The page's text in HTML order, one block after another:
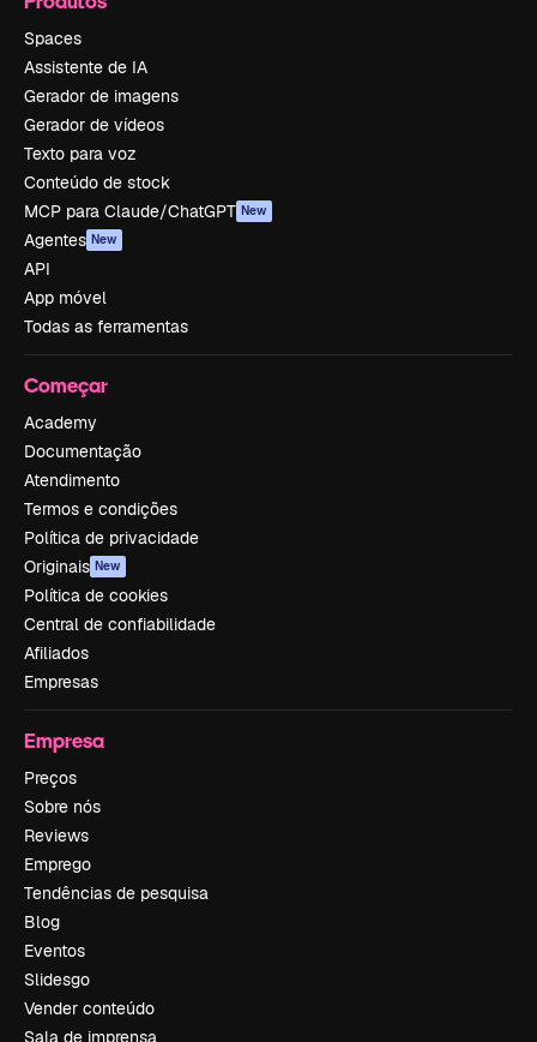
Spaces
Assistente de IA
Gerador de imagens
Gerador de vídeos
Texto para voz
Conteúdo de stock
MCP para Claude/ChatGPT New
Agentes New
API
App móvel
Todas as ferramentas
Começar
Academy
Documentação
Atendimento
Termos e condições
Política de privacidade
Originais New
Política de cookies
Central de confiabilidade
Afiliados
Empresas
Empresa
Preços
Sobre nós
Reviews
Emprego
Tendências de pesquisa
Blog
Eventos
Slidesgo
Vender conteúdo
Sala de imprensa